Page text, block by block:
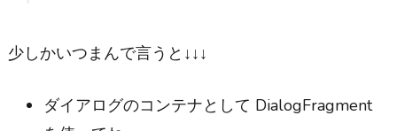
少しかいつまんで言うと↓↓↓
ダイアログのコンテナとして DialogFragment